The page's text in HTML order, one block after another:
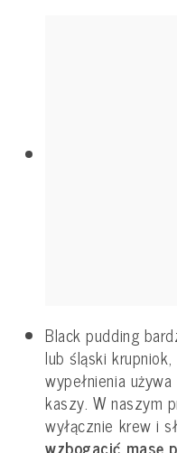
Black pudding
lub śląski
wypełnienia
kaszy. W naszym
wyłącznie krew i
wzbogacić masę